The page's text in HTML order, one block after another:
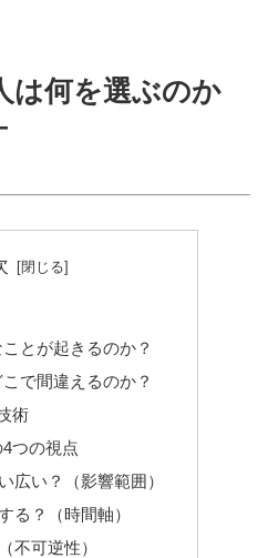
は何を選ぶのか
とが起きるのか？
で間違えるのか？
術
つの視点
広い？（影響範囲）
る？（時間軸）
不可逆性）